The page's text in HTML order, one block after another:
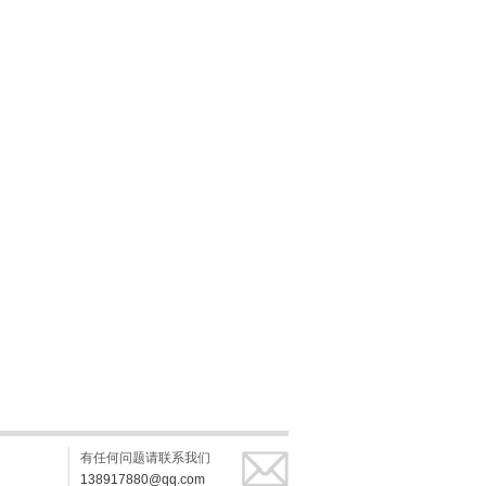
有任何问题请联系我们
138917880@qq.com